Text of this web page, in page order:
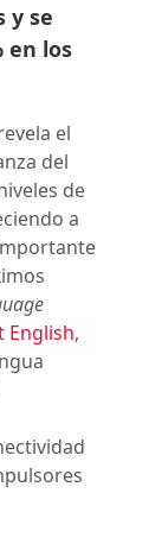
y se
en los
el
del
de
a
English,